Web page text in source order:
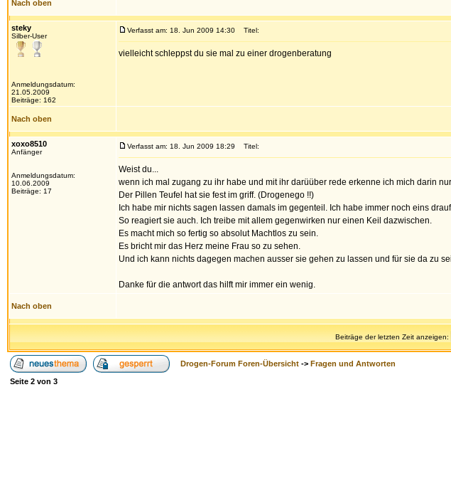
Nach oben
steky
Silber-User
Anmeldungsdatum:
21.05.2009
Beiträge: 162
Verfasst am: 18. Jun 2009 14:30 Titel:
vielleicht schleppst du sie mal zu einer drogenberatung
Nach oben
xoxo8510
Anfänger
Anmeldungsdatum:
10.06.2009
Beiträge: 17
Verfasst am: 18. Jun 2009 18:29 Titel:
Weist du...
wenn ich mal zugang zu ihr habe und mit ihr darüüber rede erkenne ich mich darin
Der Pillen Teufel hat sie fest im griff. (Drogenego !!)
Ich habe mir nichts sagen lassen damals im gegenteil. Ich habe immer noch eins
So reagiert sie auch. Ich treibe mit allem gegenwirken nur einen Keil dazwischen.
Es macht mich so fertig so absolut Machtlos zu sein.
Es bricht mir das Herz meine Frau so zu sehen.
Und ich kann nichts dagegen machen ausser sie gehen zu lassen und für sie da zu
Danke für die antwort das hilft mir immer ein wenig.
Nach oben
Beiträge der letzten Zeit anzeigen:
Drogen-Forum Foren-Übersicht -> Fragen und Antworten
Seite 2 von 3